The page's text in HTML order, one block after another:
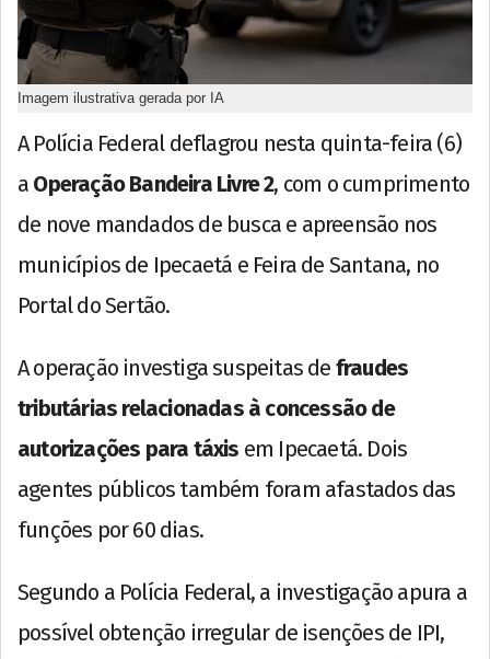
Imagem ilustrativa gerada por IA
A Polícia Federal deflagrou nesta quinta-feira (6)
a Operação Bandeira Livre 2, com o cumprimento
de nove mandados de busca e apreensão nos
municípios de Ipecaetá e Feira de Santana, no
Portal do Sertão.
A operação investiga suspeitas de fraudes
tributárias relacionadas à concessão de
autorizações para táxis em Ipecaetá. Dois
agentes públicos também foram afastados das
funções por 60 dias.
Segundo a Polícia Federal, a investigação apura a
possível obtenção irregular de isenções de IPI,